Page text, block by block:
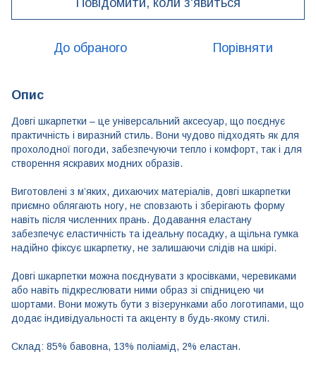
Повідомити, коли з'явиться
До обраного Порівняти
Опис
Довгі шкарпетки – це універсальний аксесуар, що поєднує
практичність і виразний стиль. Вони чудово підходять як для
прохолодної погоди, забезпечуючи тепло і комфорт, так і для
створення яскравих модних образів.
Виготовлені з м’яких, дихаючих матеріалів, довгі шкарпетки
приємно облягають ногу, не сповзають і зберігають форму
навіть після численних прань. Додавання еластану
забезпечує еластичність та ідеальну посадку, а щільна гумка
надійно фіксує шкарпетку, не залишаючи слідів на шкірі.
Довгі шкарпетки можна поєднувати з кросівками, черевиками
або навіть підкреслювати ними образ зі спідницею чи
шортами. Вони можуть бути з візерунками або логотипами, що
додає індивідуальності та акценту в будь-якому стилі.
​Склад: 85% бавовна, 13% поліамід, 2% еластан.